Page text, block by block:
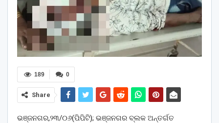
0
189
Share
ଭଞ୍ଜନଗର,୨୩/୦୬(ପିପିଟି); ଭଞ୍ଜନଗର ବ୍ଲକ ଅନ୍ତର୍ଗତ